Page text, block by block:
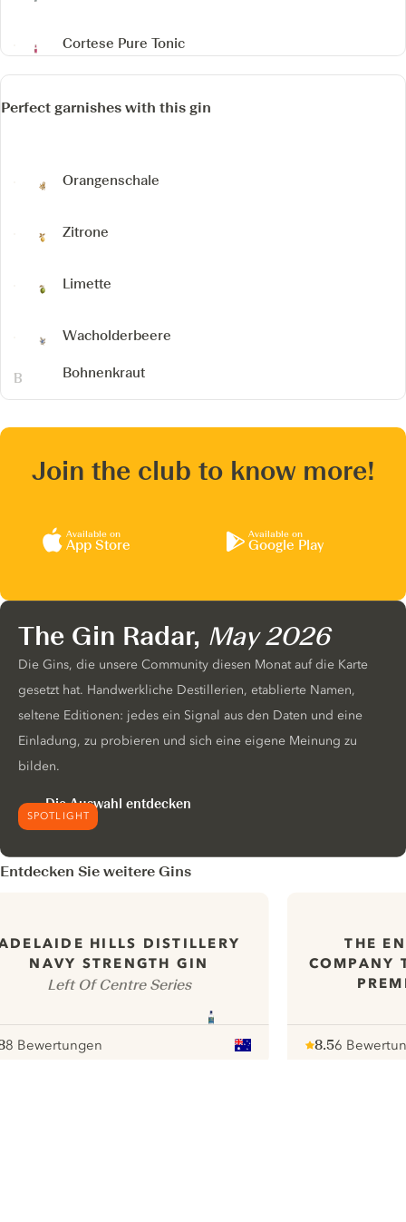
Cortese Pure Tonic
Perfect garnishes with this gin
Orangenschale
Zitrone
Limette
Wacholderbeere
Bohnenkraut
Join the club to know more!
Available on
App Store
Available on
Google Play
SPOTLIGHT
The Gin Radar, May 2026
Die Gins, die unsere Community diesen Monat auf die Karte
gesetzt hat. Handwerkliche Destillerien, etablierte Namen,
seltene Editionen: jedes ein Signal aus den Daten und eine
Einladung, zu probieren und sich eine eigene Meinung zu
bilden.
Die Auswahl entdecken
Entdecken Sie weitere Gins
HILLS DISTILLERY
NAVY STRENGTH GIN
Left Of Centre Series
8 Bewertungen
THE
COMPANY
8.56